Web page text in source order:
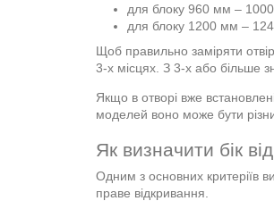
для блоку 960 мм –
для блоку 1200 мм –
Щоб правильно заміряти
3-х місцях. З 3-х або більше
Якщо в отворі вже
моделей воно може бути
Як визначити бік
Одним з основних критеріїв
праве відкривання.